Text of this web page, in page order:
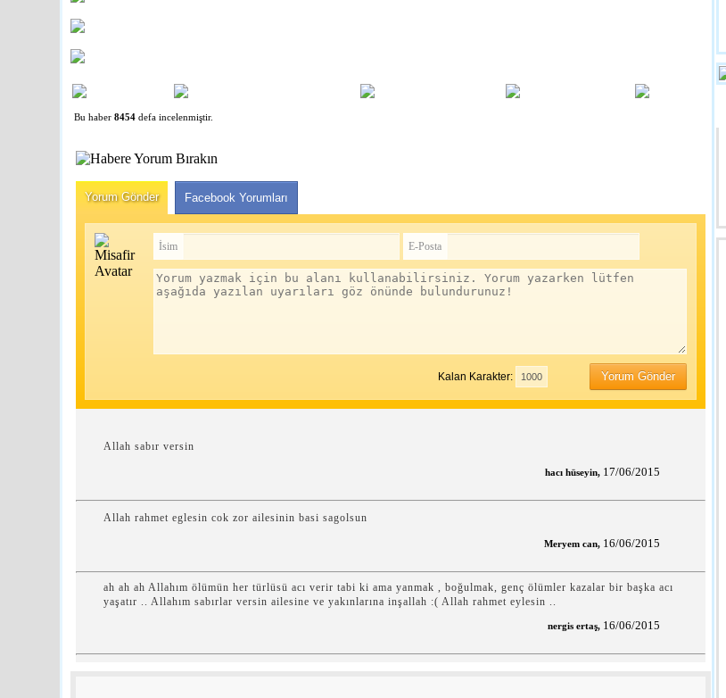
Bu haber 8454 defa incelenmiştir.
Yorum Gönder Facebook Yorumları
İsim E-Posta
Yorum Gönder
Kalan Karakter:
Allah sabır versin
hacı hüseyin, 17/06/2015
Allah rahmet eglesin cok zor ailesinin basi sagolsun
Meryem can, 16/06/2015
ah ah ah Allahım ölümün her türlüsü acı verir tabi ki ama yanmak , boğulmak, genç ölümler kazalar bir başka acı
yaşatır .. Allahım sabırlar versin ailesine ve yakınlarına inşallah :( Allah rahmet eylesin ..
nergis ertaş, 16/06/2015
Ahmet BILDIRCIN